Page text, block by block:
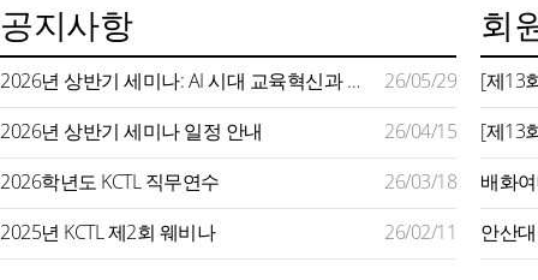
공지사항
2026년 상반기 세미나: AI 시대 교육혁신과 미래형 교수학습 지원
26/05/29
2026년 상반기 세미나 일정 안내
26/04/15
2026학년도 KCTL 직무연수
26/03/18
2025년 KCTL 제2회 웨비나
26/02/11
회